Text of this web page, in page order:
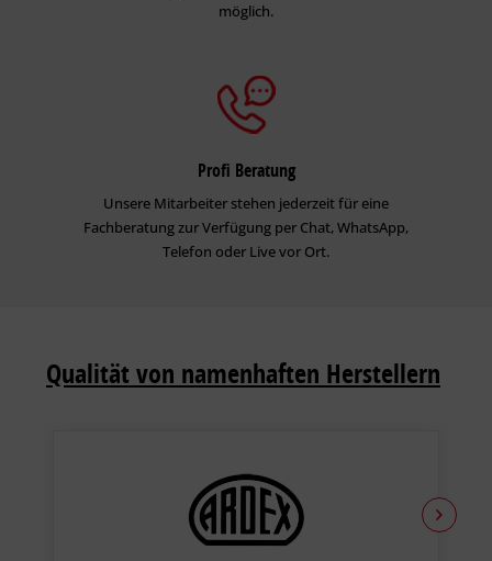
möglich.
Profi Beratung
Unsere Mitarbeiter stehen jederzeit für eine
Fachberatung zur Verfügung per Chat, WhatsApp,
Telefon oder Live vor Ort.
Qualität von namenhaften Herstellern